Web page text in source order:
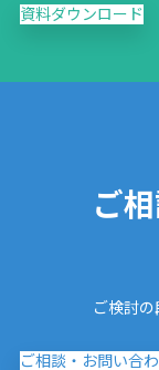
資料ダウンロード
ご
ご検討の
ご相談・お問い合